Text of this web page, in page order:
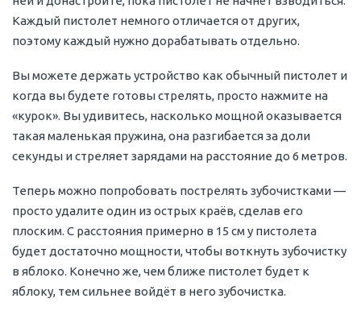
Каждый пистолет немного отличается от других,
поэтому каждый нужно дорабатывать отдельно.
Вы можете держать устройство как обычный пистолет и
когда вы будете готовы стрелять, просто нажмите на
«курок». Вы удивитесь, насколько мощной оказывается
такая маленькая пружина, она разгибается за доли
секунды и стреляет зарядами на расстояние до 6 метров.
Теперь можно попробовать пострелять зубочистками —
просто удалите один из острых краёв, сделав его
плоским. С расстояния примерно в 15 см у пистолета
будет достаточно мощности, чтобы воткнуть зубочистку
в яблоко. Конечно же, чем ближе пистолет будет к
яблоку, тем сильнее войдёт в него зубочистка.